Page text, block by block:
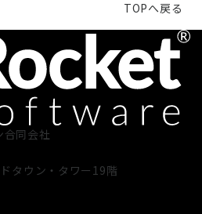
TOPへ戻る
合同会社
タウン・タワー19階